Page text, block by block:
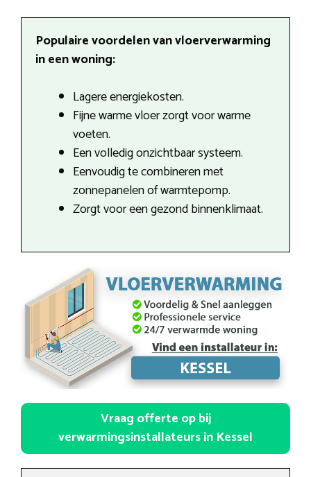
Populaire voordelen van vloerverwarming
in een woning:
Lagere energiekosten.
Fijne warme vloer zorgt voor warme
voeten.
Een volledig onzichtbaar systeem.
Eenvoudig te combineren met
zonnepanelen of warmtepomp.
Zorgt voor een gezond binnenklimaat.
Vraag offerte op bij
verwarmingsinstallateurs in Kessel